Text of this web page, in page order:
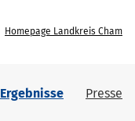
Homepage Landkreis Cham
Ergebnisse Presse